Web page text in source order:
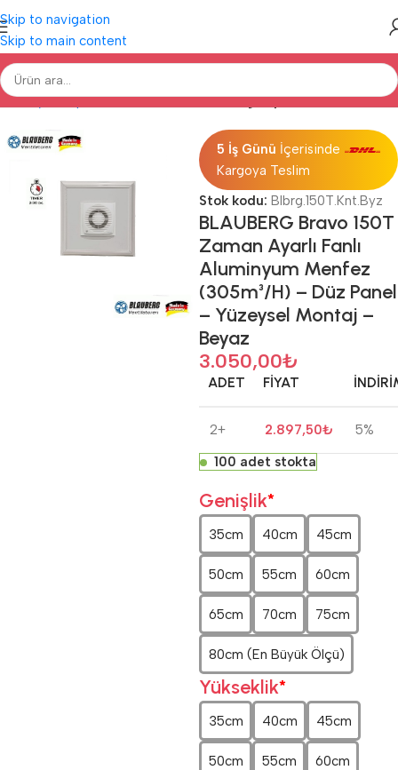
Skip to navigation
Skip to main content
Sayfa Aspiratörlü Menfezler Blauberg Aspiratörlü Menfezler
5 İş Günü İçerisinde
Kargoya Teslim
Stok kodu: Blbrg.150T.Knt.Byz
BLAUBERG Bravo 150T
Zaman Ayarlı Fanlı
Aluminyum Menfez
(305m³/H) – Düz Panel
– Yüzeysel Montaj –
Beyaz
3.050,00₺
ADET FIYAT
2+ 2.897,50₺
5%
100 adet stokta
*
Genişlik
35cm 40cm 45cm
50cm 55cm 60cm
65cm 70cm 75cm
80cm (En Büyük Ölçü)
*
Yükseklik
35cm 40cm 45cm
50cm 55cm 60cm